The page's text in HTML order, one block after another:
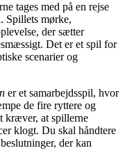
tages med på en rejse
Spillets mørke,
der sætter
Det er et spil for
scenarier og
er et samarbejdsspil, hvor
de fire ryttere og
kræver, at spillerne
klogt. Du skal håndtere
der kan